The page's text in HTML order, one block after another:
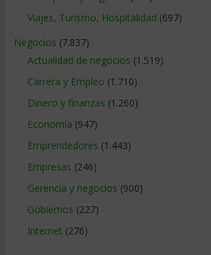
Viajes, Turismo, Hospitalidad (697)
Negocios (7.837)
Actualidad de negocios (1.519)
Carrera y Empleo (1.710)
Dinero y finanzas (1.260)
Economía (947)
Emprendedores (1.443)
Empresas (246)
Gerencia y negocios (900)
Gobiernos (227)
Internet (276)